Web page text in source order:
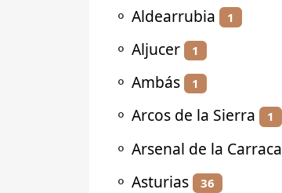
⚬ Aldearrubia 1
⚬ Aljucer 1
⚬ Ambás 1
⚬ Arcos de la Sierra 1
⚬ Arsenal de la Carraca
⚬ Asturias 36